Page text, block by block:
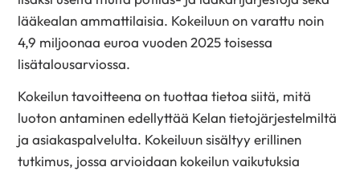
lääkealan ammattilaisia. Kokeiluun on varattu noin
4,9 miljoonaa euroa vuoden 2025 toisessa
lisätalousarviossa.
Kokeilun tavoitteena on tuottaa tietoa siitä, mitä
luoton antaminen edellyttää Kelan tietojärjestelmiltä
ja asiakaspalvelulta. Kokeiluun sisältyy erillinen
tutkimus, jossa arvioidaan kokeilun vaikutuksia